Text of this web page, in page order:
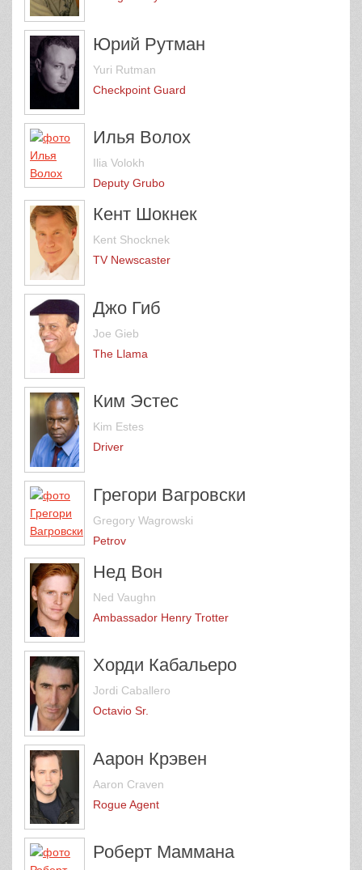
Юрий Рутман
Yuri Rutman
Checkpoint Guard
Илья Волох
Ilia Volokh
Deputy Grubo
Кент Шокнек
Kent Shocknek
TV Newscaster
Джо Гиб
Joe Gieb
The Llama
Ким Эстес
Kim Estes
Driver
Грегори Вагровски
Gregory Wagrowski
Petrov
Нед Вон
Ned Vaughn
Ambassador Henry Trotter
Хорди Кабальеро
Jordi Caballero
Octavio Sr.
Аарон Крэвен
Aaron Craven
Rogue Agent
Роберт Маммана